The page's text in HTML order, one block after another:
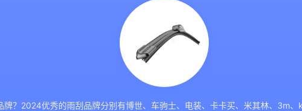
？2024优秀的雨刮品牌分别有博世、车驹士、电装、卡卡买、米其林、3m